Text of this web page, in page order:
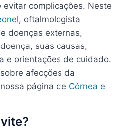
complicações. Neste
, oftalmologista
doenças externas,
suas causas,
e orientações de cuidado.
afecções da
página de Córnea e